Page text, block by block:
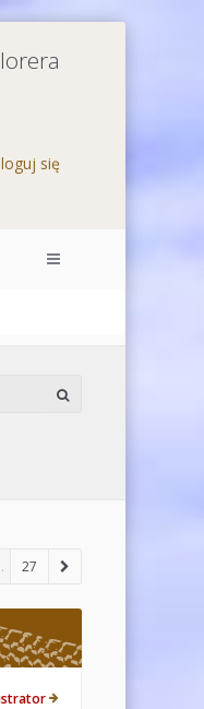
się
27